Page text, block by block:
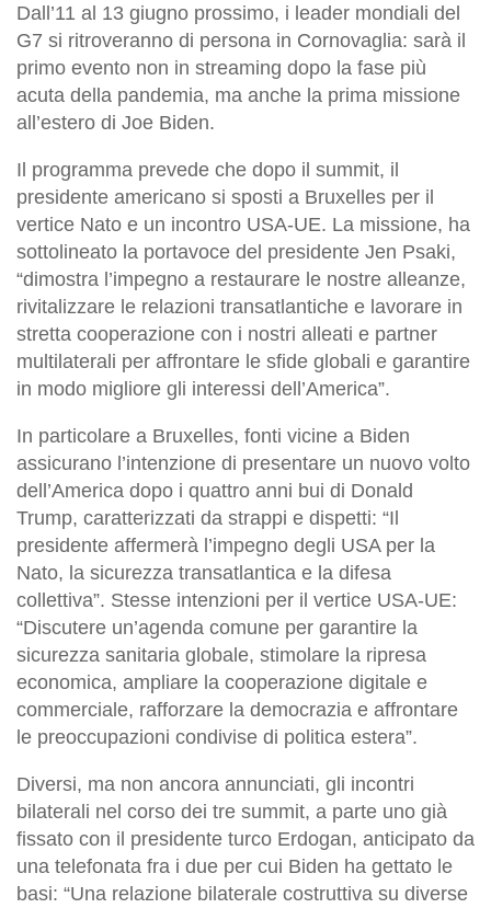
Dall’11 al 13 giugno prossimo, i leader mondiali del
G7 si ritroveranno di persona in Cornovaglia: sarà il
primo evento non in streaming dopo la fase più
acuta della pandemia, ma anche la prima missione
all’estero di Joe Biden.
Il programma prevede che dopo il summit, il
presidente americano si sposti a Bruxelles per il
vertice Nato e un incontro USA-UE. La missione, ha
sottolineato la portavoce del presidente Jen Psaki,
“dimostra l’impegno a restaurare le nostre alleanze,
rivitalizzare le relazioni transatlantiche e lavorare in
stretta cooperazione con i nostri alleati e partner
multilaterali per affrontare le sfide globali e garantire
in modo migliore gli interessi dell’America”.
In particolare a Bruxelles, fonti vicine a Biden
assicurano l’intenzione di presentare un nuovo volto
dell’America dopo i quattro anni bui di Donald
Trump, caratterizzati da strappi e dispetti: “Il
presidente affermerà l’impegno degli USA per la
Nato, la sicurezza transatlantica e la difesa
collettiva”. Stesse intenzioni per il vertice USA-UE:
“Discutere un’agenda comune per garantire la
sicurezza sanitaria globale, stimolare la ripresa
economica, ampliare la cooperazione digitale e
commerciale, rafforzare la democrazia e affrontare
le preoccupazioni condivise di politica estera”.
Diversi, ma non ancora annunciati, gli incontri
bilaterali nel corso dei tre summit, a parte uno già
fissato con il presidente turco Erdogan, anticipato da
una telefonata fra i due per cui Biden ha gettato le
basi: “Una relazione bilaterale costruttiva su diverse